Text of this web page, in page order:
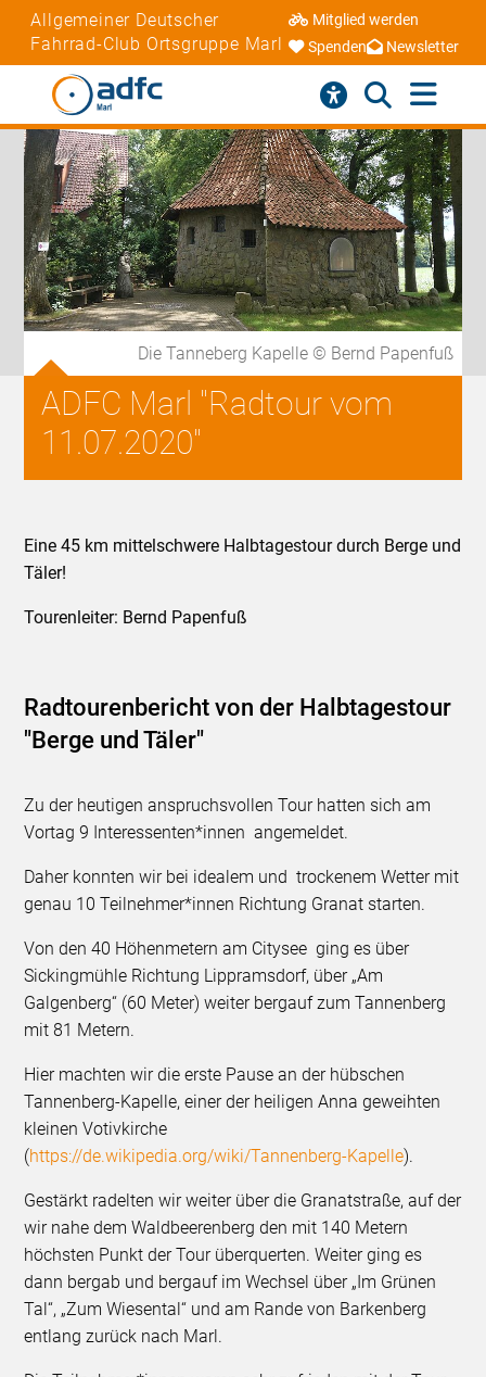
Allgemeiner Deutscher
Fahrrad-Club Ortsgruppe Marl
Mitglied werden
Spenden
Newsletter
Die Tanneberg Kapelle © Bernd Papenfuß
ADFC Marl "Radtour vom
11.07.2020"
Eine 45 km mittelschwere Halbtagestour durch Berge und
Täler!
Tourenleiter: Bernd Papenfuß
Radtourenbericht von der Halbtagestour
"Berge und Täler"
Zu der heutigen anspruchsvollen Tour hatten sich am
Vortag 9 Interessenten*innen angemeldet.
Daher konnten wir bei idealem und trockenem Wetter mit
genau 10 Teilnehmer*innen Richtung Granat starten.
Von den 40 Höhenmetern am Citysee ging es über
Sickingmühle Richtung Lippramsdorf, über „Am
Galgenberg“ (60 Meter) weiter bergauf zum Tannenberg
mit 81 Metern.
Hier machten wir die erste Pause an der hübschen
Tannenberg-Kapelle, einer der heiligen Anna geweihten
kleinen Votivkirche
(https://de.wikipedia.org/wiki/Tannenberg-Kapelle).
Gestärkt radelten wir weiter über die Granatstraße, auf der
wir nahe dem Waldbeerenberg den mit 140 Metern
höchsten Punkt der Tour überquerten. Weiter ging es
dann bergab und bergauf im Wechsel über „Im Grünen
Tal“, „Zum Wiesental“ und am Rande von Barkenberg
entlang zurück nach Marl.